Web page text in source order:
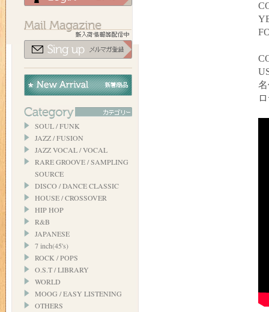
SOUL / FUNK
JAZZ / FUSION
JAZZ VOCAL / VOCAL
RARE GROOVE / SAMPLING
SOURCE
DISCO / DANCE CLASSIC
HOUSE / CROSSOVER
HIP HOP
R&B
JAPANESE
7 inch(45's)
ROCK / POPS
O.S.T / LIBRARY
WORLD
MOOG / EASY LISTENING
OTHERS